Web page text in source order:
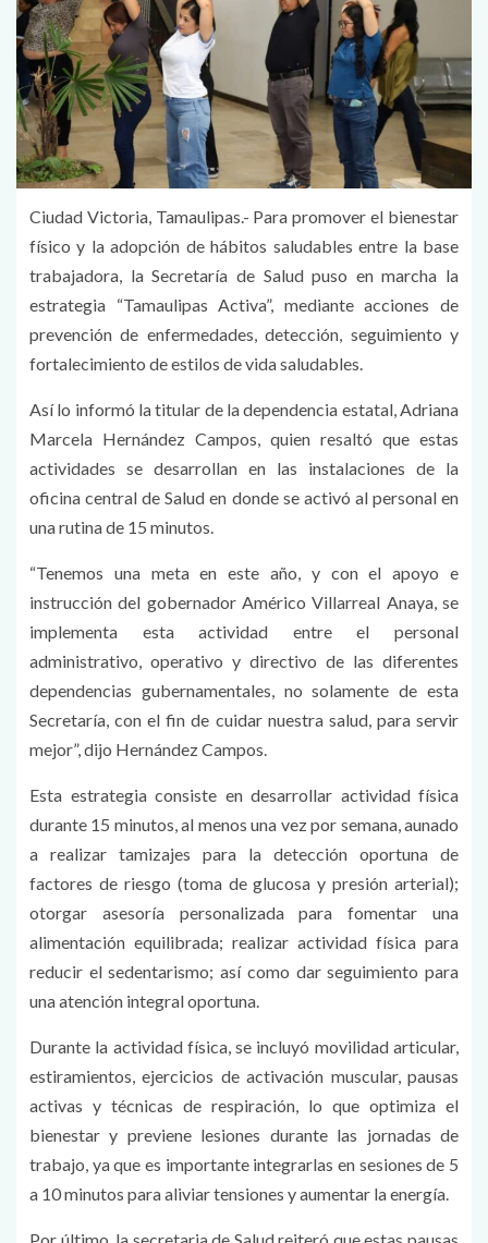
Ciudad Victoria, Tamaulipas.- Para promover el bienestar
físico y la adopción de hábitos saludables entre la base
trabajadora, la Secretaría de Salud puso en marcha la
estrategia “Tamaulipas Activa”, mediante acciones de
prevención de enfermedades, detección, seguimiento y
fortalecimiento de estilos de vida saludables.
Así lo informó la titular de la dependencia estatal, Adriana
Marcela Hernández Campos, quien resaltó que estas
actividades se desarrollan en las instalaciones de la
oficina central de Salud en donde se activó al personal en
una rutina de 15 minutos.
“Tenemos una meta en este año, y con el apoyo e
instrucción del gobernador Américo Villarreal Anaya, se
implementa esta actividad entre el personal
administrativo, operativo y directivo de las diferentes
dependencias gubernamentales, no solamente de esta
Secretaría, con el fin de cuidar nuestra salud, para servir
mejor”, dijo Hernández Campos.
Esta estrategia consiste en desarrollar actividad física
durante 15 minutos, al menos una vez por semana, aunado
a realizar tamizajes para la detección oportuna de
factores de riesgo (toma de glucosa y presión arterial);
otorgar asesoría personalizada para fomentar una
alimentación equilibrada; realizar actividad física para
reducir el sedentarismo; así como dar seguimiento para
una atención integral oportuna.
Durante la actividad física, se incluyó movilidad articular,
estiramientos, ejercicios de activación muscular, pausas
activas y técnicas de respiración, lo que optimiza el
bienestar y previene lesiones durante las jornadas de
trabajo, ya que es importante integrarlas en sesiones de 5
a 10 minutos para aliviar tensiones y aumentar la energía.
Por último, la secretaria de Salud reiteró que estas pausas